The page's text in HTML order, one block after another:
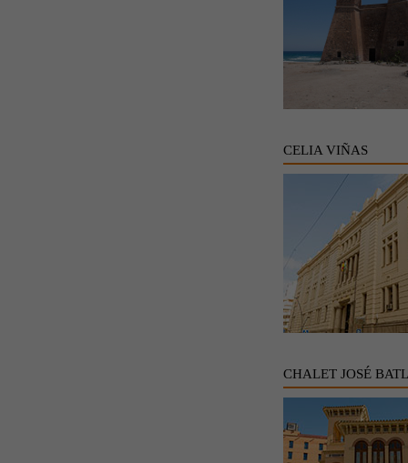
CELIA VIÑAS
CHALET JOSÉ